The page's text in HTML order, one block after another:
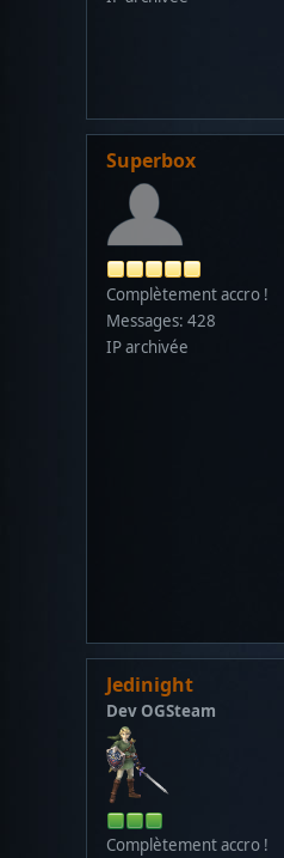
Superbox
Complètement accro !
Messages: 428
IP archivée
Jedinight
Dev OGSteam
Complètement accro !